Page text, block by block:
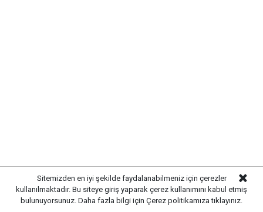
21.00: 27°C
Sitemizden en iyi şekilde faydalanabilmeniz için çerezler
kullanılmaktadır. Bu siteye giriş yaparak çerez kullanımını kabul etmiş
bulunuyorsunuz. Daha fazla bilgi için Çerez politikamıza tıklayınız.